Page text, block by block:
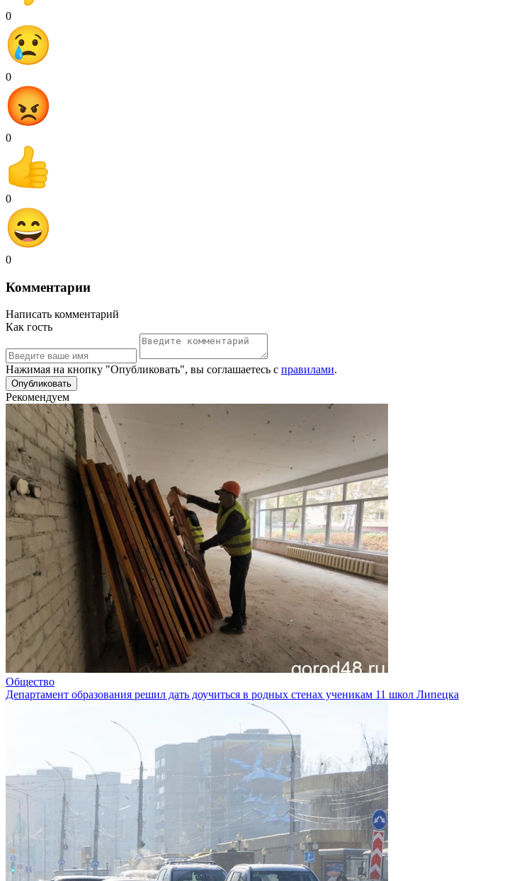
0
0
0
0
0
Комментарии
Написать комментарий
Как гость
Нажимая на кнопку "Опубликовать", вы соглашаетесь с правилами.
Рекомендуем
Общество
Департамент образования решил дать доучиться в родных стенах ученикам 11 школ Липецка